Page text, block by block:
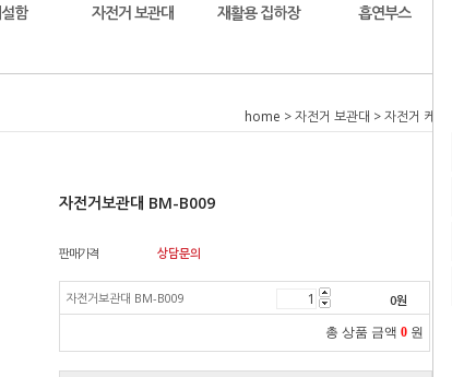
함 자전거 보관대 재활용 집하장 흡연부스
home >자전거 보관대 >자전거 케노피
자전거보관대 BM-B009
판매가격 상담문의
자전거보관대 BM-B009 0원
총 상품 금액 0 원